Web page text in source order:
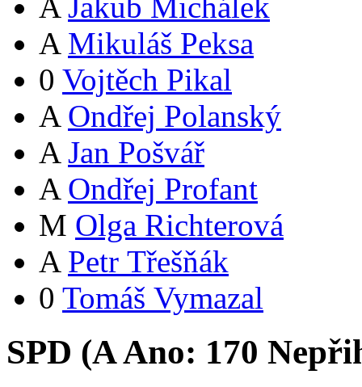
A Mikuláš Peksa
0 Vojtěch Pikal
A Ondřej Polanský
A Jan Pošvář
A Ondřej Profant
M Olga Richterová
A Petr Třešňák
0 Tomáš Vymazal
SPD (AAno: 170